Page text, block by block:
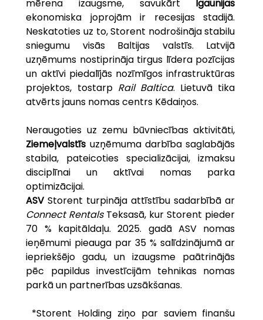
mērena izaugsme, savukārt
ekonomiska joprojām ir recesijas stadijā.
Neskatoties uz to, Storent nodrošināja stabilu
sniegumu visās Baltijas valstīs. Latvijā
uzņēmums nostiprināja tirgus līdera pozīcijas
un aktīvi piedalījās nozīmīgos infrastruktūras
projektos, tostarp Rail Baltica. Lietuvā tika
atvērts jauns nomas centrs Kēdaiņos.
Ziemeļvalstīs uzņēmuma darbība saglabājās
stabila, pateicoties specializācijai, izmaksu
disciplīnai un aktīvai nomas parka
optimizācijai.
ASV
Connect Rentals Teksasā, kur Storent pieder
70 % kapitāldaļu. 2025. gadā ASV nomas
ieņēmumi pieauga par 35 % salīdzinājumā ar
iepriekšējo gadu, un izaugsme paātrinājās
pēc papildus investīcijām tehnikas nomas
parkā un partnerības uzsākšanas.